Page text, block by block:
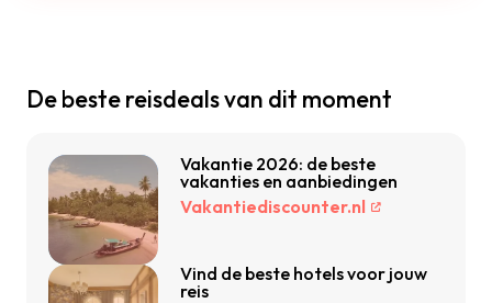
De beste reisdeals van dit moment
Vakantie 2026: de beste
vakanties en aanbiedingen
Vakantiediscounter.nl
Vind de beste hotels voor jouw
reis